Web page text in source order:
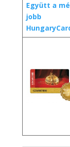
Együtt a
jobb